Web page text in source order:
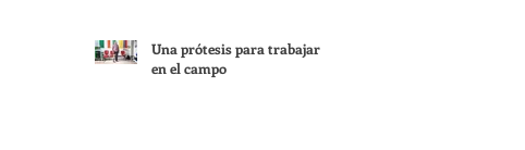
Una prótesis para trabajar
en el campo